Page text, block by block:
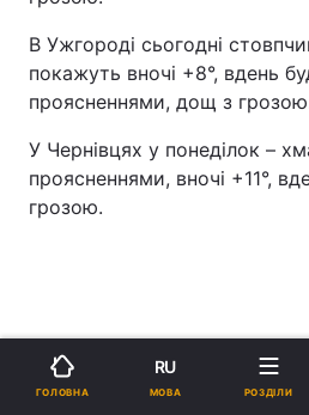
В Ужгороді сьогодні
покажуть вночі +8°, вдень
проясненнями, дощ з
У Чернівцях у понеділок –
проясненнями, вночі +11°,
грозою.
ГОЛОВНА
RU
МОВА РОЗДІЛИ